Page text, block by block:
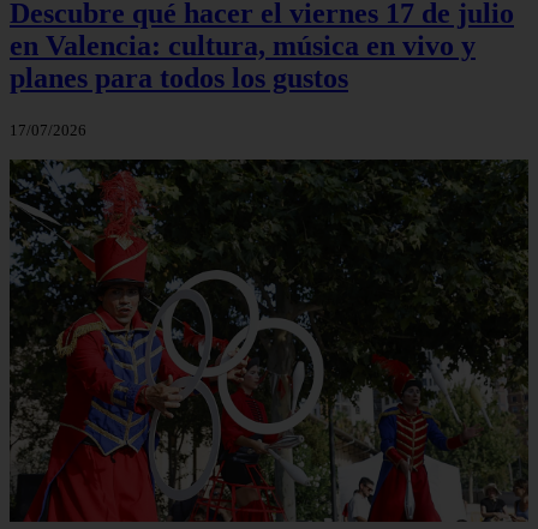
Descubre qué hacer el viernes 17 de julio
en Valencia: cultura, música en vivo y
planes para todos los gustos
17/07/2026